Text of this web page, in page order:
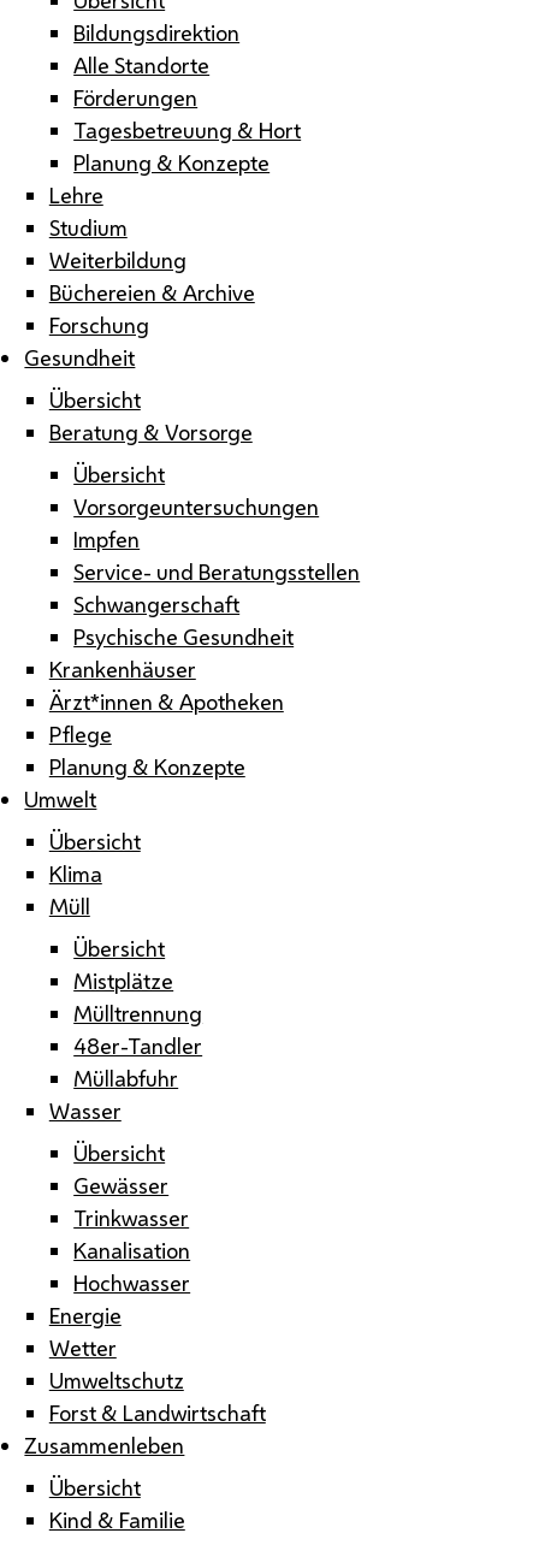
Bildungsdirektion
Alle Standorte
Förderungen
Tagesbetreuung & Hort
Planung & Konzepte
Lehre
Studium
Weiterbildung
Büchereien & Archive
Forschung
Gesundheit
Übersicht
Beratung & Vorsorge
Übersicht
Vorsorgeuntersuchungen
Impfen
Service- und Beratungsstellen
Schwangerschaft
Psychische Gesundheit
Krankenhäuser
Ärzt*innen & Apotheken
Pflege
Planung & Konzepte
Umwelt
Übersicht
Klima
Müll
Übersicht
Mistplätze
Mülltrennung
48er-Tandler
Müllabfuhr
Wasser
Übersicht
Gewässer
Trinkwasser
Kanalisation
Hochwasser
Energie
Wetter
Umweltschutz
Forst & Landwirtschaft
Zusammenleben
Übersicht
Kind & Familie